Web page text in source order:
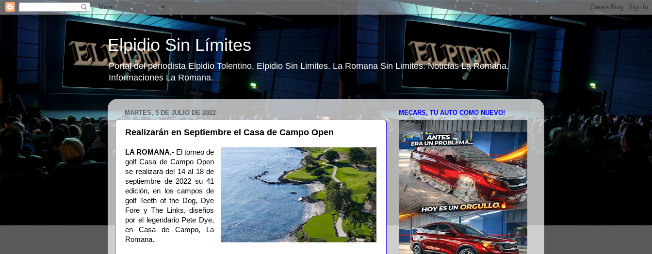
Elpidio Sin Límites
Portal del periodista Elpidio Tolentino. Elpidio Sin Limites. La Romana Sin Limites. Noticias La Romana.
Informaciones La Romana.
MARTES, 5 DE JULIO DE 2022
Realizarán en Septiembre el Casa de Campo Open
LA ROMANA.- El torneo de
golf Casa de Campo Open
se realizará del 14 al 18 de
septiembre de 2022 su 41
edición, en los campos de
golf Teeth of the Dog, Dye
Fore y The Links, diseños
por el legendario Pete Dye,
en Casa de Campo, La
Romana.
MECARS, TU AUTO COMO NUEVO!